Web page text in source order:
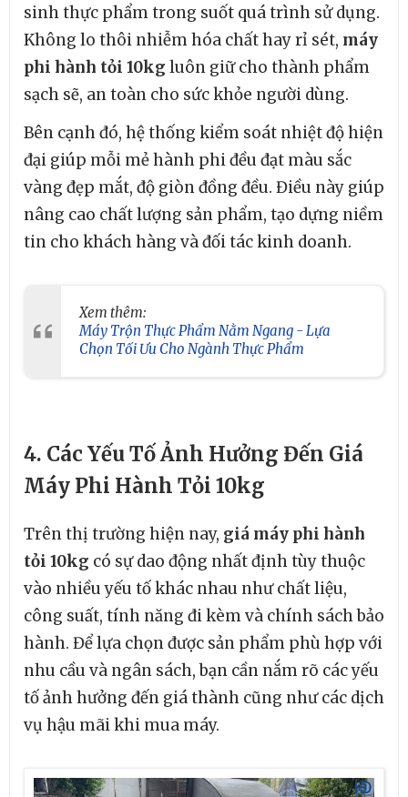
sinh thực phẩm trong suốt quá trình sử dụng.
Không lo thôi nhiễm hóa chất hay rỉ sét, máy
phi hành tỏi 10kg luôn giữ cho thành phẩm
sạch sẽ, an toàn cho sức khỏe người dùng.
Bên cạnh đó, hệ thống kiểm soát nhiệt độ hiện
đại giúp mỗi mẻ hành phi đều đạt màu sắc
vàng đẹp mắt, độ giòn đồng đều. Điều này giúp
nâng cao chất lượng sản phẩm, tạo dựng niềm
tin cho khách hàng và đối tác kinh doanh.
Xem thêm:
Máy Trộn Thực Phẩm Nằm Ngang - Lựa
Chọn Tối Ưu Cho Ngành Thực Phẩm
4. Các Yếu Tố Ảnh Hưởng Đến Giá
Máy Phi Hành Tỏi 10kg
Trên thị trường hiện nay, giá máy phi hành
tỏi 10kg có sự dao động nhất định tùy thuộc
vào nhiều yếu tố khác nhau như chất liệu,
công suất, tính năng đi kèm và chính sách bảo
hành. Để lựa chọn được sản phẩm phù hợp với
nhu cầu và ngân sách, bạn cần nắm rõ các yếu
tố ảnh hưởng đến giá thành cũng như các dịch
vụ hậu mãi khi mua máy.